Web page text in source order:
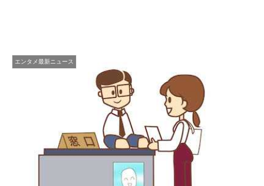
エンタメ最新ニュース